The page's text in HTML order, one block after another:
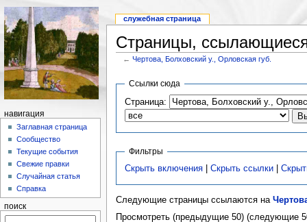
Страницы,
←Чертова, Болховский у., Орловская губ.
Ссылки сюда
Страница:
Фильтры
Скрыть включения |Скрыть ссылки |
Следующие страницы ссылаются на
Просмотреть (предыдущие 50) (следующие
служебная страница
навигация
Заглавная страница
Сообщество
Текущие события
Свежие правки
Случайная статья
Справка
поиск